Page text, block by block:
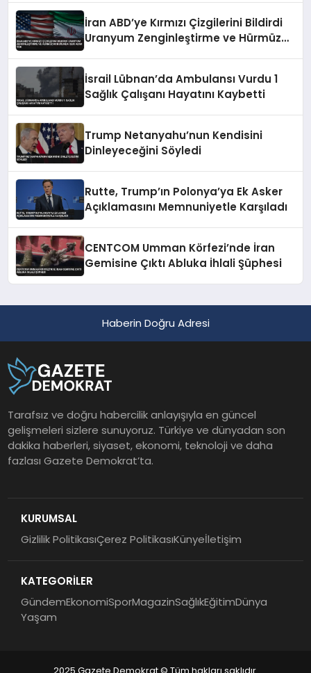
İran ABD’ye Kırmızı Çizgilerini Bildirdi
Uranyum Zenginleştirme ve Hürmüz
İsrail Lübnan’da Ambulansı Vurdu 1
Sağlık Çalışanı Hayatını Kaybetti
Trump Netanyahu’nun Kendisini
Dinleyeceğini Söyledi
Rutte, Trump’ın Polonya’ya Ek Asker
Açıklamasını Memnuniyetle Karşıladı
CENTCOM Umman Körfezi’nde İran
Gemisine Çıktı Abluka İhlali Şüphesi
Haberin Doğru Adresi
Tarafsız ve doğru habercilik anlayışıyla en güncel
gelişmeleri sizlere sunuyoruz. Türkiye ve dünyadan son
dakika haberleri, siyaset, ekonomi, teknoloji ve daha
fazlası Gazete Demokrat’ta.
KURUMSAL
Gizlilik PolitikasıÇerez PolitikasıKünyeİletişim
KATEGORİLER
GündemEkonomiSporMagazinSağlıkEğitimDünya
Yaşam